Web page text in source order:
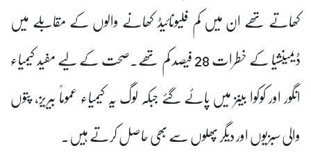
کھاتے تھے ان میں کم فلیونائیڈ کھانے والوں کے مقابلے میں
ڈیمینشیا کے خطرات 28 فیصد کم تھے۔صحت کے لیے مفید کیمیاء
انگور اور کوکوا بینز میں پائے گئے جبکہ لوگ یہ کیمیاء عموماً بیریز، پتوں
والی سبزیوں اور دیگر پھلوں سے بھی حاصل کرتے ہیں۔